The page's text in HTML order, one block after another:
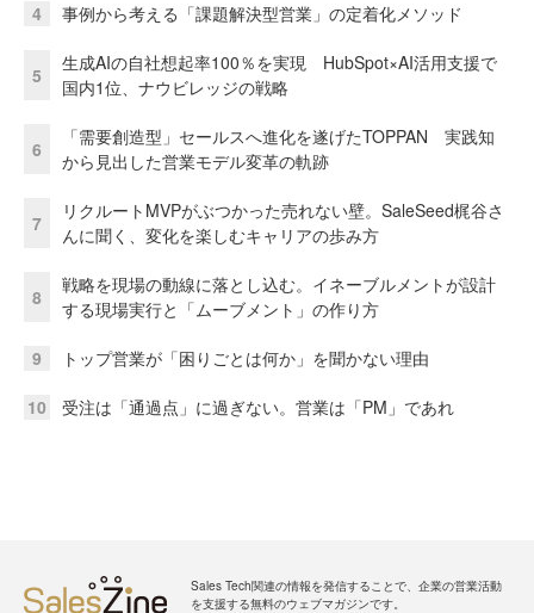
4 事例から考える「課題解決型営業」の定着化メソッド
5
生成AIの自社想起率100％を実現 HubSpot×AI活用支援で
国内1位、ナウビレッジの戦略
6
「需要創造型」セールスへ進化を遂げたTOPPAN 実践知
から見出した営業モデル変革の軌跡
7
リクルートMVPがぶつかった売れない壁。SaleSeed梶谷さ
んに聞く、変化を楽しむキャリアの歩み方
8
戦略を現場の動線に落とし込む。イネーブルメントが設計
する現場実行と「ムーブメント」の作り方
9 トップ営業が「困りごとは何か」を聞かない理由
10 受注は「通過点」に過ぎない。営業は「PM」であれ
Sales Tech関連の情報を発信することで、企業の営業活動
を支援する無料のウェブマガジンです。